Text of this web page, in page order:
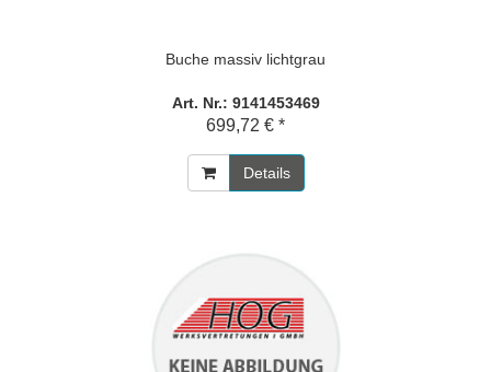
Buche massiv lichtgrau
Art. Nr.: 9141453469
699,72 € *
Details